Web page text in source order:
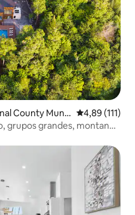
County Munic 4,89 de uma
4,89 (111)
grupos grandes, montanha